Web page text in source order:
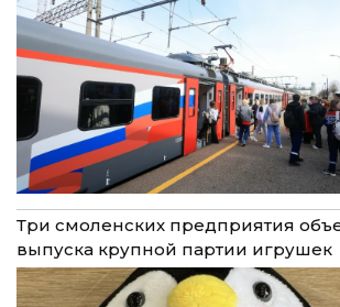
Три смоленских предприятия
выпуска крупной партии игрушек